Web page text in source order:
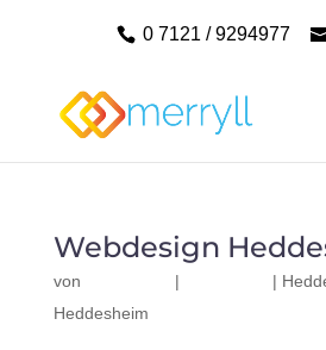
0 7121 / 9294977
Webdesign
von | |
Heddesheim